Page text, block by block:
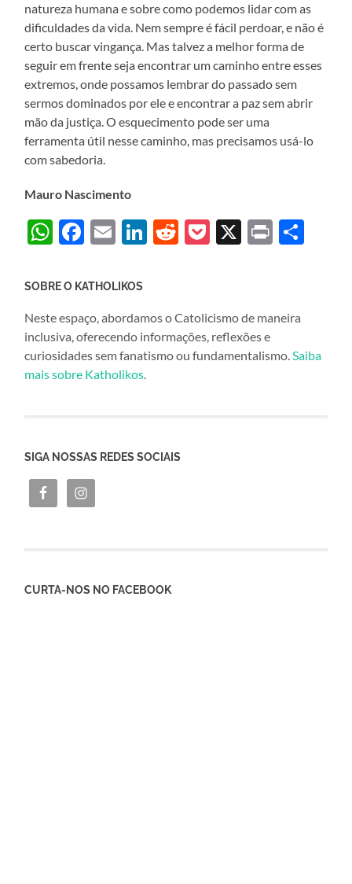
natureza humana e sobre como podemos lidar com as
dificuldades da vida. Nem sempre é fácil perdoar, e não é
certo buscar vingança. Mas talvez a melhor forma de
seguir em frente seja encontrar um caminho entre esses
extremos, onde possamos lembrar do passado sem
sermos dominados por ele e encontrar a paz sem abrir
mão da justiça. O esquecimento pode ser uma
ferramenta útil nesse caminho, mas precisamos usá-lo
com sabedoria.
Mauro Nascimento
WhatsApp
Facebook
EmailLinkedIn
Reddit
Pocket
X Print
SOBRE O KATHOLIKOS
Neste espaço, abordamos o Catolicismo de maneira
inclusiva, oferecendo informações, reflexões e
curiosidades sem fanatismo ou fundamentalismo.Saiba
mais sobre Katholikos.
SIGA NOSSAS REDES SOCIAIS
CURTA-NOS NO FACEBOOK